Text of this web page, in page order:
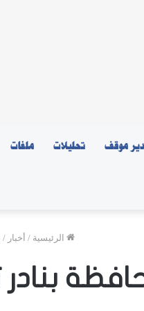
موقف تحليلات ملفات
الرئيسية / أخبار /
بنادر